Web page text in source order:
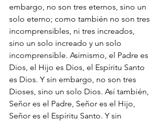
embargo, no son tres eternos, sino un
solo eterno; como también no son tres
incomprensibles, ni tres increados,
sino un solo increado y un solo
incomprensible. Asimismo, el Padre es
Dios, el Hijo es Dios, el Espíritu Santo
es Dios. Y sin embargo, no son tres
Dioses, sino un solo Dios. Así también,
Señor es el Padre, Señor es el Hijo,
Señor es el Espíritu Santo. Y sin